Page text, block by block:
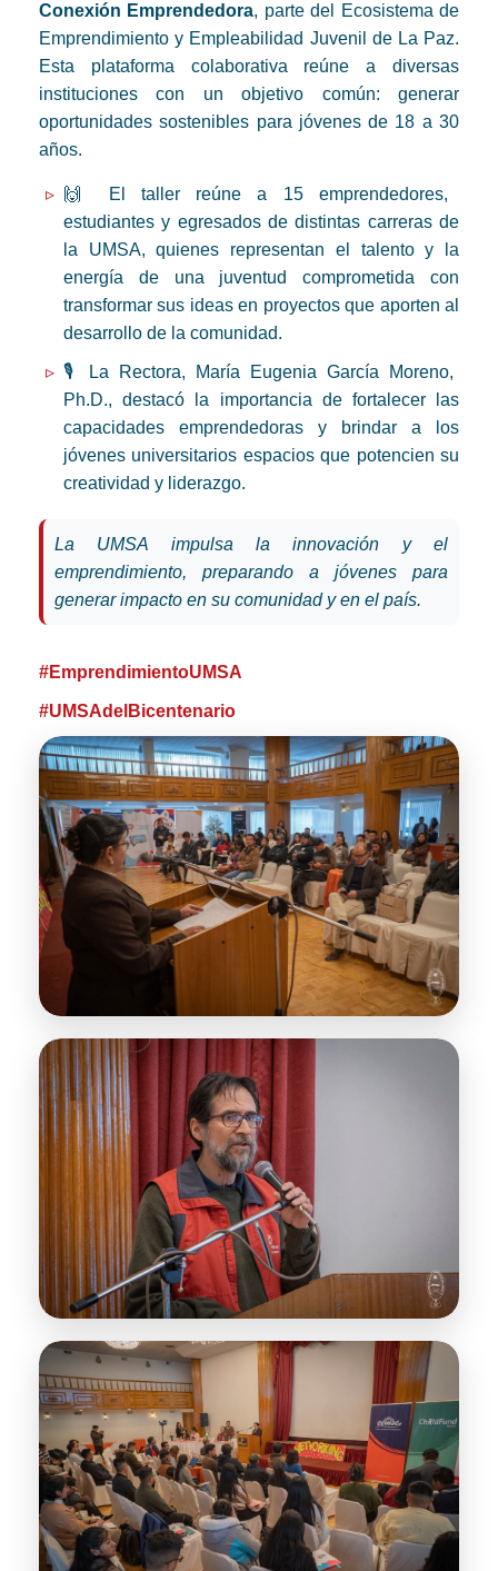
Conexión Emprendedora, parte del Ecosistema de
Emprendimiento y Empleabilidad Juvenil de La Paz.
Esta plataforma colaborativa reúne a diversas
instituciones con un objetivo común: generar
oportunidades sostenibles para jóvenes de 18 a 30
años.
🙌 El taller reúne a 15 emprendedores,
estudiantes y egresados de distintas carreras de
la UMSA, quienes representan el talento y la
energía de una juventud comprometida con
transformar sus ideas en proyectos que aporten al
desarrollo de la comunidad.
🎙 La Rectora, María Eugenia García Moreno,
Ph.D., destacó la importancia de fortalecer las
capacidades emprendedoras y brindar a los
jóvenes universitarios espacios que potencien su
creatividad y liderazgo.
La UMSA impulsa la innovación y el
emprendimiento, preparando a jóvenes para
generar impacto en su comunidad y en el país.
#EmprendimientoUMSA
#UMSAdelBicentenario